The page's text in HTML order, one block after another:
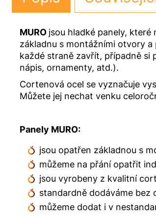
MURO jsou hladké panely,
základnu s montážními otvory
každé straně zavřít, případně si
nápis, ornamenty, atd.).
Cortenová ocel se vyznačuje
Můžete jej nechat venku
Panely MURO:
jsou opatřen základnou s
můžeme na přání opatřit
jsou vyrobeny z kvalitní
standardně dodáváme
můžeme dodat i v